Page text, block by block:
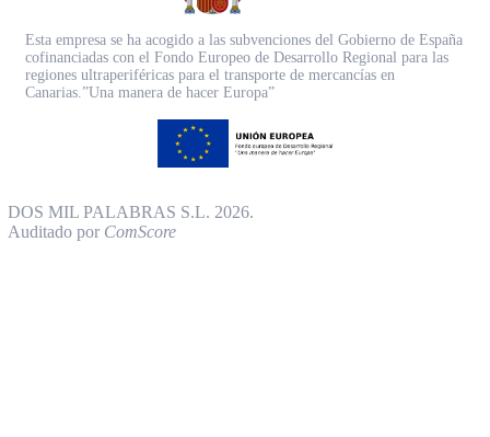
Esta empresa se ha acogido a las subvenciones del Gobierno de España
cofinanciadas con el Fondo Europeo de Desarrollo Regional para las
regiones ultraperiféricas para el transporte de mercancías en
Canarias.”Una manera de hacer Europa”
DOS MIL PALABRAS S.L. 2026.
Auditado por ComScore